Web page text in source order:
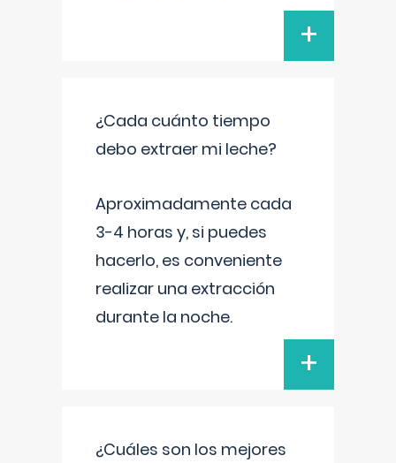
+
¿Cada cuánto tiempo
debo extraer mi leche?
Aproximadamente cada
3-4 horas y, si puedes
hacerlo, es conveniente
realizar una extracción
durante la noche.
+
¿Cuáles son los mejores